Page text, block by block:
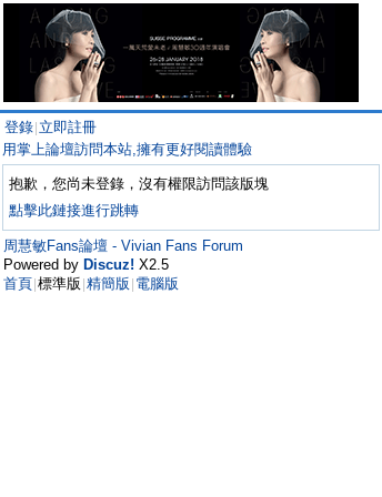
登錄 立即註冊
用掌上論壇訪問本站,擁有更好閱讀體驗
抱歉，您尚未登錄，沒有權限訪問該版塊
點擊此鏈接進行跳轉
周慧敏Fans論壇 - Vivian Fans Forum
Powered by Discuz! X2.5
首頁 標準版 精簡版 電腦版